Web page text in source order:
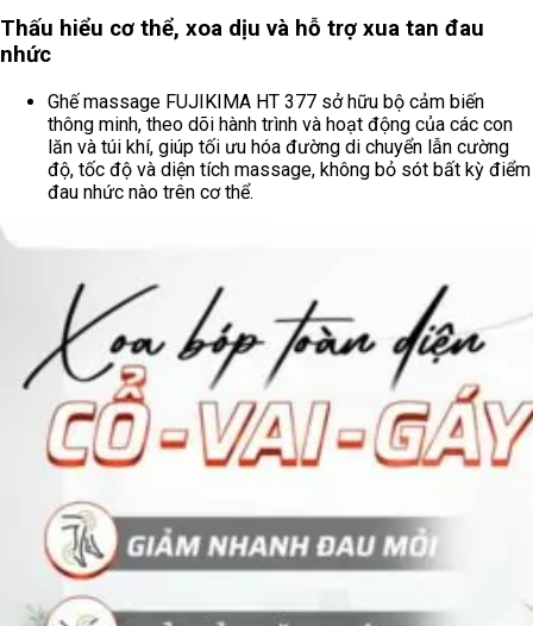
Thấu hiểu cơ thể, xoa dịu và hỗ trợ xua tan đau
nhức
Ghế massage FUJIKIMA HT 377 sở hữu bộ cảm biến
thông minh, theo dõi hành trình và hoạt động của các con
lăn và túi khí, giúp tối ưu hóa đường di chuyển lẫn cường
độ, tốc độ và diện tích massage, không bỏ sót bất kỳ điểm
đau nhức nào trên cơ thể.